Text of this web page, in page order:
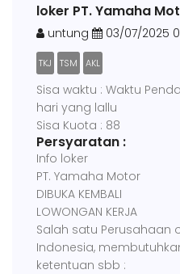
loker PT. Yamaha
untung 03/07/2025
TKJ TSM AKL
Sisa waktu : Waktu
hari yang lallu
Sisa Kuota : 88
Persyaratan :
Info loker
PT. Yamaha Motor
DIBUKA KEMBALI
LOWONGAN KERJA
Salah satu Perusahaan
Indonesia,
ketentuan sbb :